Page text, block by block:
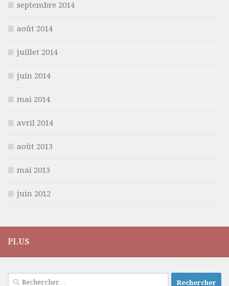
septembre 2014
août 2014
juillet 2014
juin 2014
mai 2014
avril 2014
août 2013
mai 2013
juin 2012
PLUS
Rechercher :